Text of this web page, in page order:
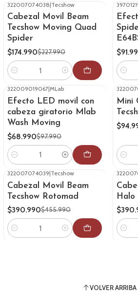
-23%OFF
322007074038|Tecshow
Cabezal Movil Beam
Tecshow Moving Quad
Spider
$174.990$227.990
Cantidad
-28%
322009019067|MLab
Efecto LED movil con
cabeza giratorio Mlab
Wash Moving
$68.990$97.990
Cantidad
Mini
-14%OFF
322007074039|Tecshow
Cabezal Movil Beam
Tecshow Rotomad
$390.990$455.990
Cantidad
-18%
Halo
VOLVER ARRIBA